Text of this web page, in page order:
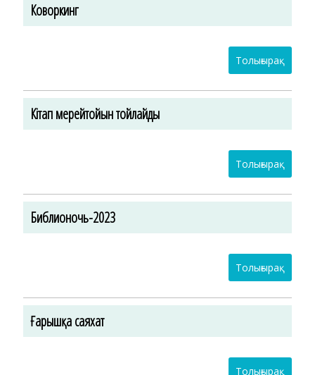
Коворкинг
Толығырақ
Кітап мерейтойын тойлайды
Толығырақ
Библионочь-2023
Толығырақ
Ғарышқа саяхат
Толығырақ